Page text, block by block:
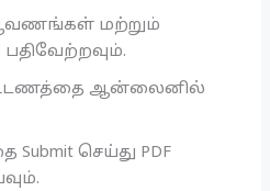
மற்றும்
ஆன்லைனில்
செய்து PDF